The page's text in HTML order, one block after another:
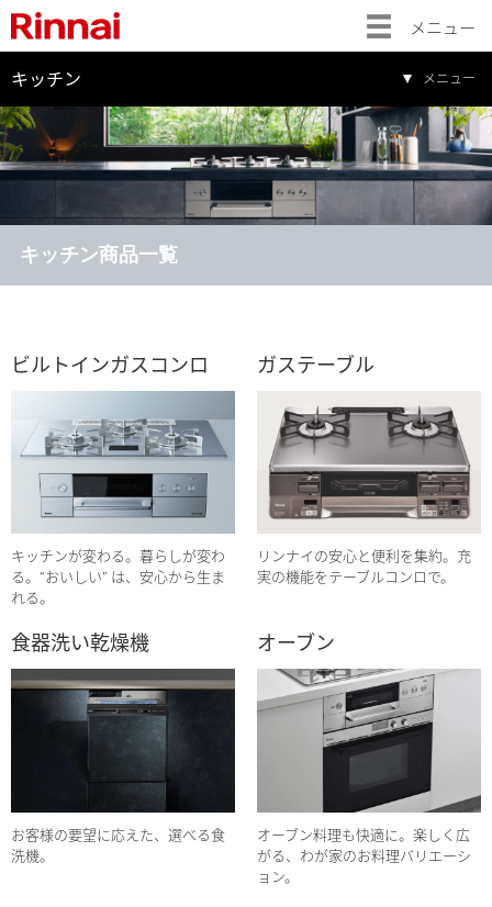
メニュー
キッチン メニュー
キッチン商品一覧
ビルトインガスコンロ
キッチンが変わる。暮らしが変わ
る。“おいしい” は、安心から生ま
れる。
ガステーブル
リンナイの安心と便利を集約。充
実の機能をテーブルコンロで。
食器洗い乾燥機
お客様の要望に応えた、選べる食
洗機。
オーブン
オーブン料理も快適に。楽しく広
がる、わが家のお料理バリエーシ
ョン。